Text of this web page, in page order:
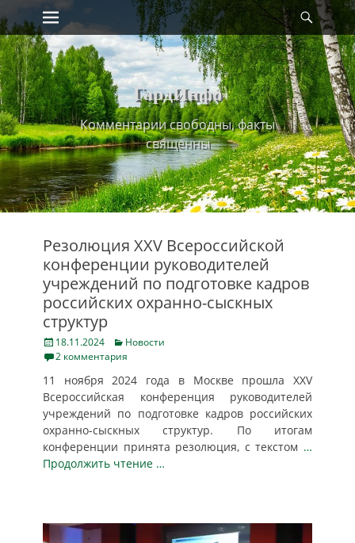
Skip
to
content
Primary Menu
ГардИнфо
Комментарии свободны, факты
священны
Резолюция XXV Всероссийской
конференции руководителей
учреждений по подготовке кадров
российских охранно-сыскных
структур
Posted
on
18.11.2024 Categories
Новости
2 комментария
11 ноября 2024 года в Москве прошла XХV
Всероссийская конференция руководителей
учреждений по подготовке кадров российских
охранно-сыскных структур. По итогам
конференции принята резолюция, с текстом …
Продолжить чтение …